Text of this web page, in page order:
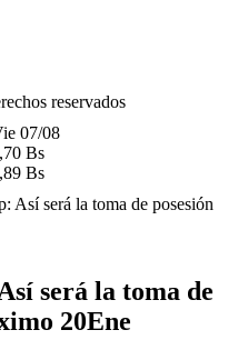
reservados
07/08
Bs
Bs
Así será la toma de posesión
será la toma de
20Ene